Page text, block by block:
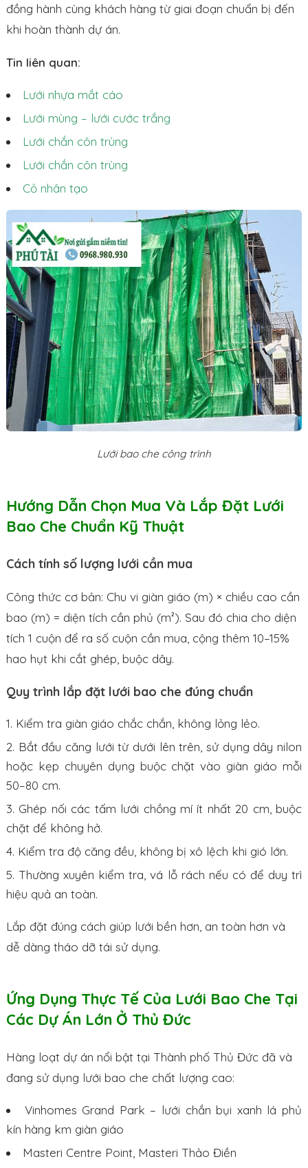
đồng hành cùng khách hàng từ giai đoạn chuẩn bị đến
khi hoàn thành dự án.
Tin liên quan:
Lưới nhựa mắt cáo
Lưới mùng – lưới cước trắng
Lưới chắn côn trùng
Lưới chắn côn trùng
Cỏ nhân tạo
Lưới bao che công trình
Hướng Dẫn Chọn Mua Và Lắp Đặt Lưới
Bao Che Chuẩn Kỹ Thuật
Cách tính số lượng lưới cần mua
Công thức cơ bản: Chu vi giàn giáo (m) × chiều cao cần
bao (m) = diện tích cần phủ (m²). Sau đó chia cho diện
tích 1 cuộn để ra số cuộn cần mua, cộng thêm 10–15%
hao hụt khi cắt ghép, buộc dây.
Quy trình lắp đặt lưới bao che đúng chuẩn
Kiểm tra giàn giáo chắc chắn, không lỏng lẻo.
Bắt đầu căng lưới từ dưới lên trên, sử dụng dây nilon
hoặc kẹp chuyên dụng buộc chặt vào giàn giáo mỗi
50–80 cm.
Ghép nối các tấm lưới chồng mí ít nhất 20 cm, buộc
chặt để không hở.
Kiểm tra độ căng đều, không bị xô lệch khi gió lớn.
Thường xuyên kiểm tra, vá lỗ rách nếu có để duy trì
hiệu quả an toàn.
Lắp đặt đúng cách giúp lưới bền hơn, an toàn hơn và
dễ dàng tháo dỡ tái sử dụng.
Ứng Dụng Thực Tế Của Lưới Bao Che Tại
Các Dự Án Lớn Ở Thủ Đức
Hàng loạt dự án nổi bật tại Thành phố Thủ Đức đã và
đang sử dụng lưới bao che chất lượng cao:
Vinhomes Grand Park – lưới chắn bụi xanh lá phủ
kín hàng km giàn giáo
Masteri Centre Point, Masteri Thảo Điền